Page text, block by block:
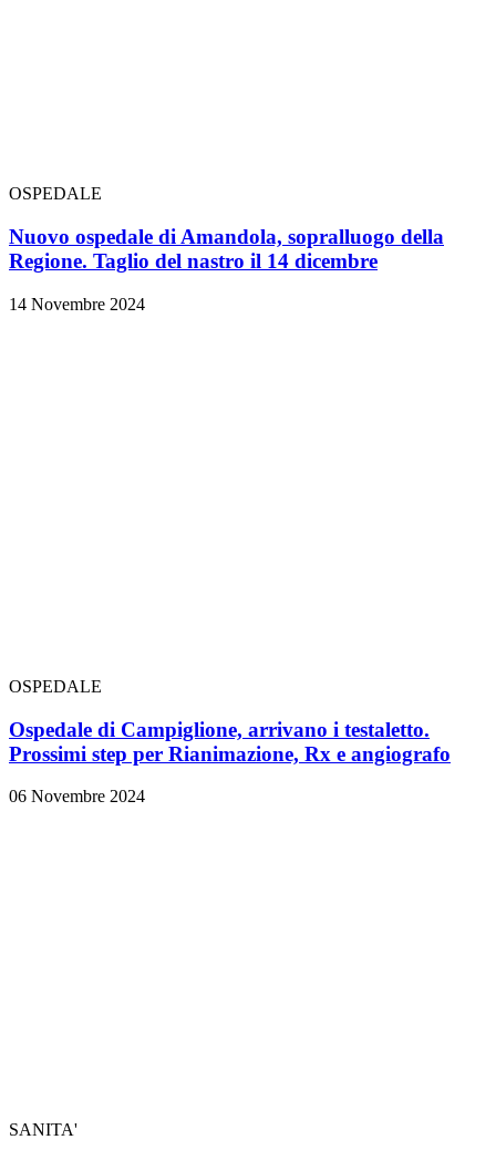
OSPEDALE
Nuovo ospedale di Amandola, sopralluogo della
Regione. Taglio del nastro il 14 dicembre
14 Novembre 2024
OSPEDALE
Ospedale di Campiglione, arrivano i testaletto.
Prossimi step per Rianimazione, Rx e angiografo
06 Novembre 2024
SANITA'